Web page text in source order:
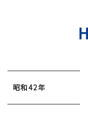
昭和42年